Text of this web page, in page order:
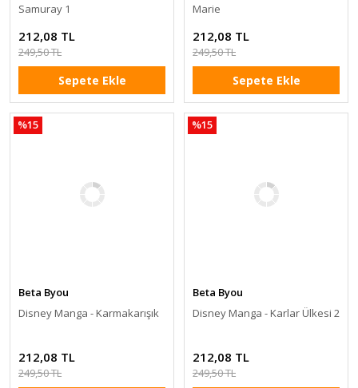
Samuray 1
212,08 TL
249,50 TL
Sepete Ekle
Marie
212,08 TL
249,50 TL
Sepete Ekle
%15
Beta Byou
Disney Manga - Karmakarışık
212,08 TL
249,50 TL
%15
Beta Byou
Disney Manga - Karlar Ülkesi 2
212,08 TL
249,50 TL